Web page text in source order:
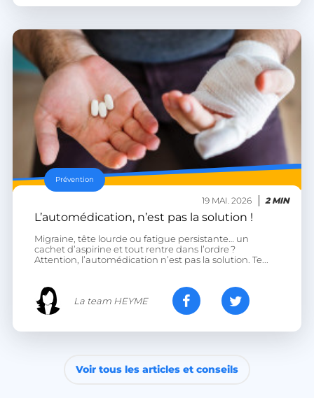
19 MAI. 2026 2 MIN
Prévention
L’automédication, n’est pas la solution !
Migraine, tête lourde ou fatigue persistante… un
cachet d’aspirine et tout rentre dans l’ordre ?
Attention, l’automédication n’est pas la solution. Te...
La team HEYME
Voir tous les articles et conseils
Services Limited
heyme_session .heyme.care
PERSISTID
worldpass.heyme.care
__oauth_redirect_detector
LiveChat
accounts.livechatinc.com
CookieScriptConsent
CookieScript
.heyme.care